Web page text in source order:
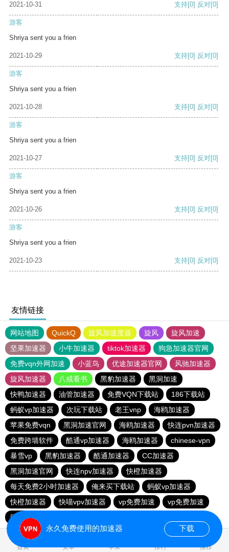
2021-10-31 支持[0] 反对[0]
游客
Shriya sent you a frien
2021-10-29 支持[0] 反对[0]
游客
Shriya sent you a frien
2021-10-28 支持[0] 反对[0]
游客
Shriya sent you a frien
2021-10-27 支持[0] 反对[0]
游客
Shriya sent you a frien
2021-10-26 支持[0] 反对[0]
游客
Shriya sent you a frien
2021-10-23 支持[0] 反对[0]
友情链接
网站地图 QuickQ 旋风加速度器 旋风
旋风加速
坚果加速器
小牛加速器 tiktok加速器
狗急加速器官网
免费vqn外网加速
小蓝鸟 优途加速器官网
风驰加速器
旋风加速器
八戒看书 黑豹加速器
黑洞加速
快鸭加速器
油管加速器 免费VQN下载站
186下载站
蚂蚁vp加速器
次玩下载站 老王vnp
海鸥加速器
苹果免费vqn
黑洞加速官网 海鸥加速器
快连pvn加速器
免费跨墙软件
酷通vp加速器 海鸥加速器
chinese-vpn
暴雪vp
黑豹加速器 酷通加速器
CC加速器
黑洞加速官网
快连npv加速器
快橙加速器
每天免费2小时加速器
俺来买下载站
蚂蚁vp加速器
快橙加速器
快喵vpv加速器 vp免费加速
vp免费加速
闪电猫加速器-speedcat
首页 安卓 苹果 排行 推荐
永久免费使用的加速器 下载
0.175351s